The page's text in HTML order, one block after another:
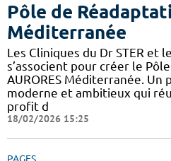
Pôle de
Méditerranée
Les Cliniques du Dr STER et
s’associent pour créer le
AURORES Méditerranée. Un
moderne et ambitieux qui
profit d
18/02/2026 15:25
PAGES